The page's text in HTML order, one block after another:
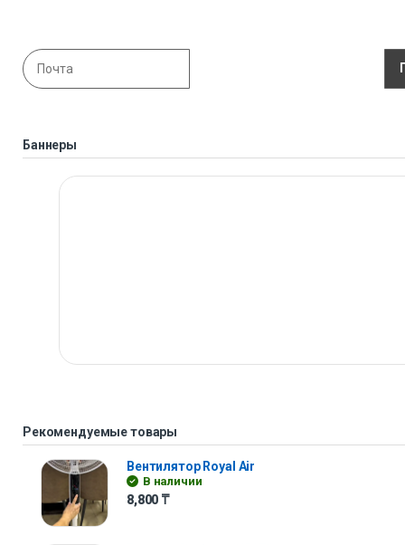
Баннеры
Рекомендуемые товары
Вентилятор Royal Air
В наличии
8,800 ₸